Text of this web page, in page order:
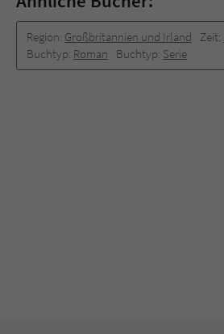
Region: Großbritannien und Irland Zeit:
Buchtyp: Roman Buchtyp: Serie